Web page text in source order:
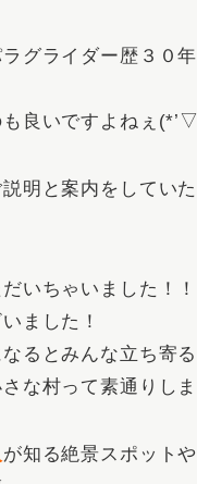
グライダー歴３０
良いですよねぇ
明と案内をしてい
いちゃいました！！
ました！
なるとみんな立ち寄
な村って素通りしま
が知る絶景スポット